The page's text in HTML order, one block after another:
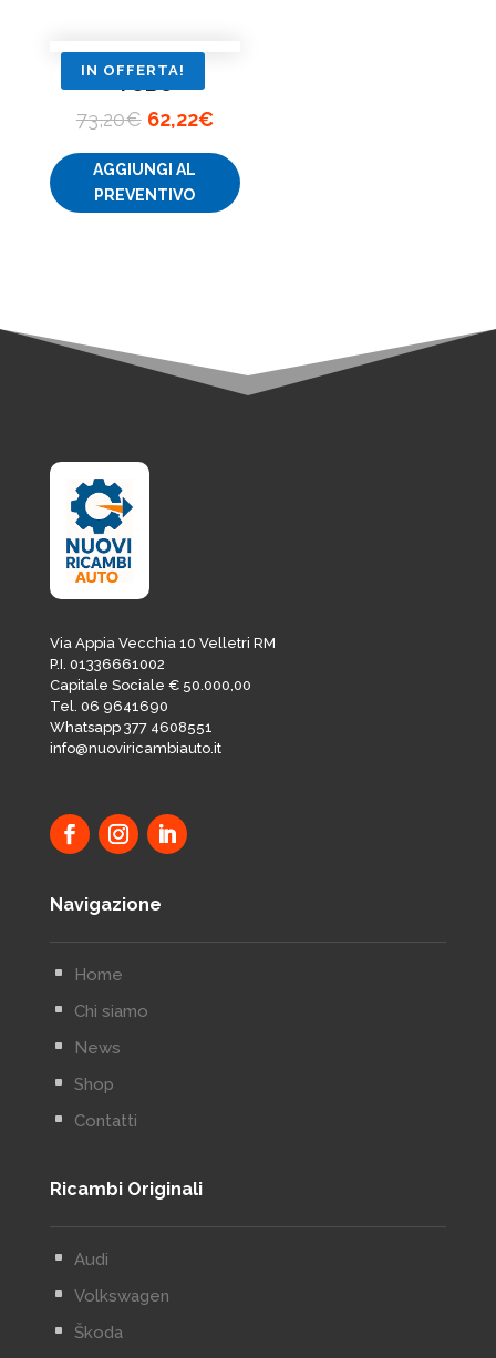
IN OFFERTA!
TUBO
73,20€ Il
originale
era:
62,22€Il
attuale
è:
AGGIUNGI AL
PREVENTIVO
Via Appia Vecchia 10 Velletri RM
P.I. 01336661002
Capitale Sociale € 50.000,00
Tel. 06 9641690
Whatsapp 377 4608551
info@nuoviricambiauto.it
Navigazione
^ Home
^ Chi siamo
^ News
^ Shop
^ Contatti
Ricambi Originali
^ Audi
^ Volkswagen
^ Škoda